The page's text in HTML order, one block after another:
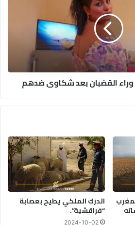
وراء القضبان بعد شكاوى ضدهم
الدرك الملكي يطيح بعصابة
“فراقشية”.
2024-10-02